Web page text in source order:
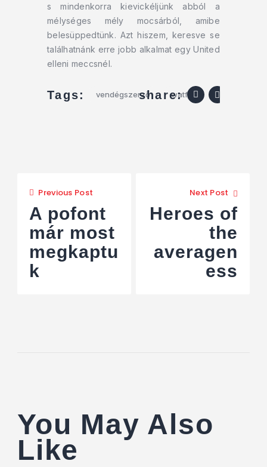
s mindenkorra kievickéljünk abból a
mélységes mély mocsárból, amibe
belesüppedtünk. Azt hiszem, keresve se
találhatnánk erre jobb alkalmat egy United
elleni meccsnél.
Tags: vendégszerző watford
share:
Previous Post
A pofont
már most
megkaptu
k
Next Post
Heroes of
the
averagen
ess
You May Also
Like